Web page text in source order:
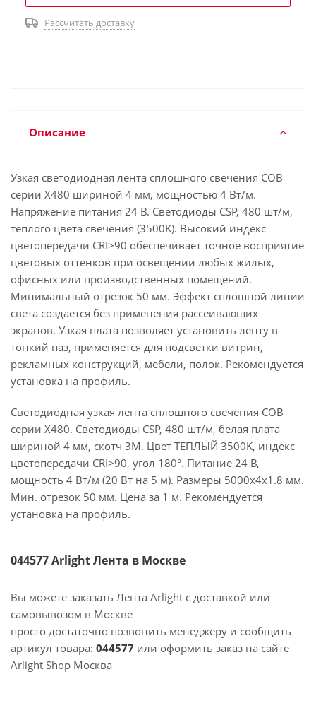
Рассчитать доставку
Описание
Узкая светодиодная лента сплошного свечения COB
серии X480 шириной 4 мм, мощностью 4 Вт/м.
Напряжение питания 24 В. Светодиоды CSP, 480 шт/м,
теплого цвета свечения (3500K). Высокий индекс
цветопередачи CRI>90 обеспечивает точное восприятие
цветовых оттенков при освещении любых жилых,
офисных или производственных помещений.
Минимальный отрезок 50 мм. Эффект сплошной линии
света создается без применения рассеивающих
экранов. Узкая плата позволяет установить ленту в
тонкий паз, применяется для подсветки витрин,
рекламных конструкций, мебели, полок. Рекомендуется
установка на профиль.
Светодиодная узкая лента сплошного свечения COB
серии X480. Светодиоды CSP, 480 шт/м, белая плата
шириной 4 мм, скотч 3M. Цвет ТЕПЛЫЙ 3500K, индекс
цветопередачи CRI>90, угол 180°. Питание 24 В,
мощность 4 Вт/м (20 Вт на 5 м). Размеры 5000х4х1.8 мм.
Мин. отрезок 50 мм. Цена за 1 м. Рекомендуется
установка на профиль.
044577 Arlight Лента в Москве
Вы можете заказать Лента Arlight с доставкой или
самовывозом в Москве
просто достаточно позвонить менеджеру и сообщить
артикул товара: 044577 или оформить заказ на сайте
Arlight Shop Москва